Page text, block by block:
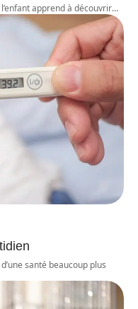
apprend à découvrir…
santé beaucoup plus